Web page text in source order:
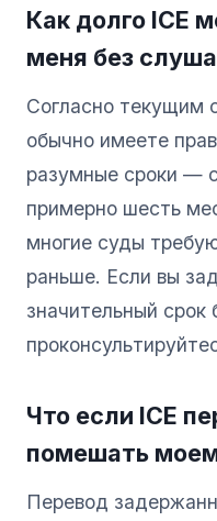
Как долго ICE
меня без
Согласно текущим
обычно имеете
разумные сроки —
примерно шесть
многие суды
раньше. Если вы
значительный срок
Что если ICE
помешать
Перевод